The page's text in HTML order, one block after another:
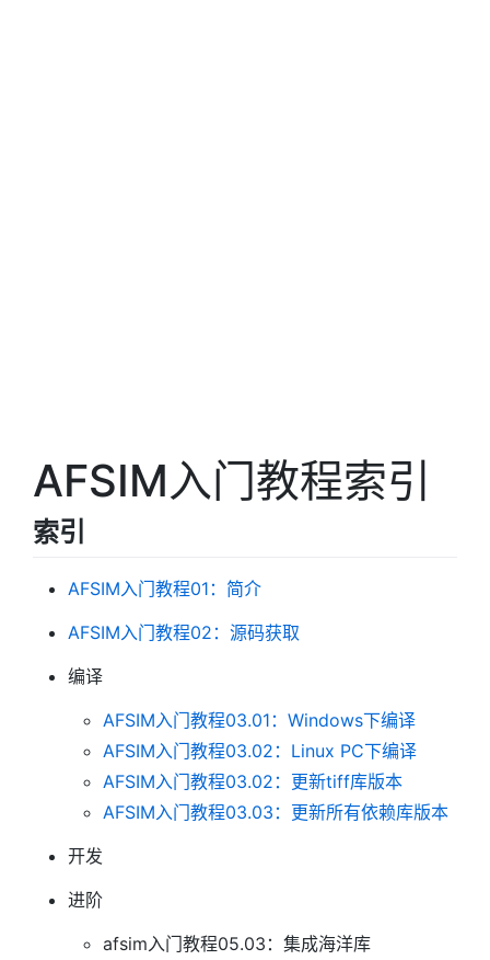
AFSIM入门教程索引
索引
AFSIM入门教程01：简介
AFSIM入门教程02：源码获取
编译
AFSIM入门教程03.01：Windows下编译
AFSIM入门教程03.02：Linux PC下编译
AFSIM入门教程03.02：更新tiff库版本
AFSIM入门教程03.03：更新所有依赖库版本
开发
进阶
afsim入门教程05.03：集成海洋库